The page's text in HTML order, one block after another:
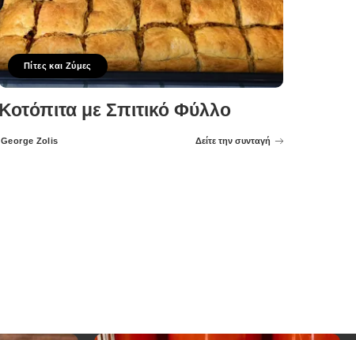
Πίτες και Ζύμες
Κοτόπιτα με Σπιτικό Φύλλο
Posted
George Zolis Δείτε την συνταγή